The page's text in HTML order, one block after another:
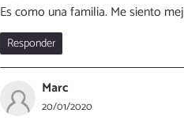
Es como una familia. Me siento
Responder
Marc
20/01/2020